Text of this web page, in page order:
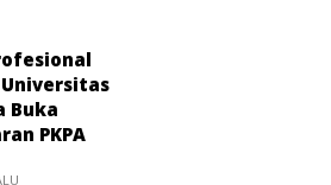
Buka
PKPA